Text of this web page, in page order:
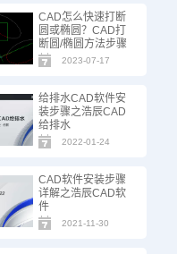
CAD怎么快速打断
圆或椭圆？CAD打
断圆/椭圆方法步骤
2023-07-17
给排水CAD软件安
装步骤之浩辰CAD
给排水
2022-01-24
CAD软件安装步骤
详解之浩辰CAD软
件
2021-11-30